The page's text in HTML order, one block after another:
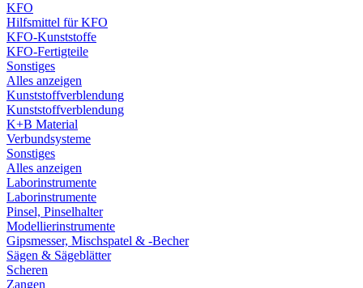
KFO
Hilfsmittel für KFO
KFO-Kunststoffe
KFO-Fertigteile
Sonstiges
Alles anzeigen
Kunststoffverblendung
Kunststoffverblendung
K+B Material
Verbundsysteme
Sonstiges
Alles anzeigen
Laborinstrumente
Laborinstrumente
Pinsel, Pinselhalter
Modellierinstrumente
Gipsmesser, Mischspatel & -Becher
Sägen & Sägeblätter
Scheren
Zangen